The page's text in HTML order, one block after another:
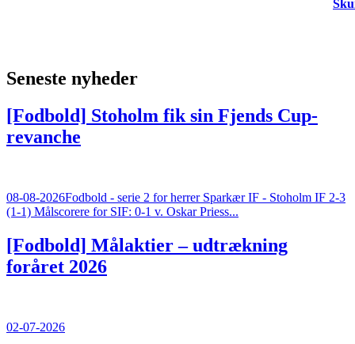
Seneste nyheder
[Fodbold] Stoholm fik sin Fjends Cup-
revanche
08-08-2026Fodbold - serie 2 for herrer Sparkær IF - Stoholm IF 2-3
(1-1) Målscorere for SIF: 0-1 v. Oskar Priess...
[Fodbold] Målaktier – udtrækning
foråret 2026
02-07-2026